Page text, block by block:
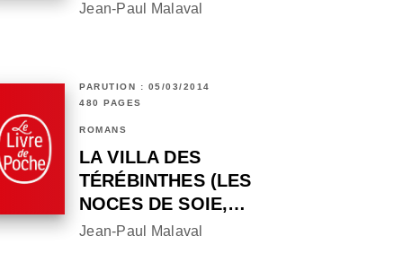
Jean-Paul Malaval
PARUTION : 05/03/2014
480 PAGES
ROMANS
LA VILLA DES
TÉRÉBINTHES (LES
NOCES DE SOIE,…
Jean-Paul Malaval